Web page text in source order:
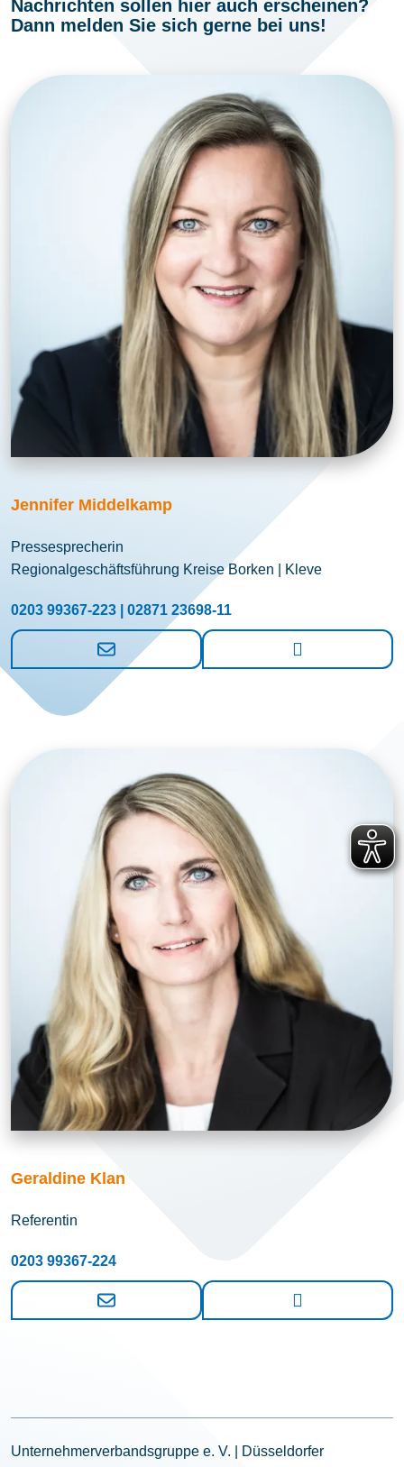
Nachrichten sollen hier auch erscheinen?
Dann melden Sie sich gerne bei uns!
Jennifer Middelkamp
Pressesprecherin
Regionalgeschäftsführung Kreise Borken | Kleve
0203 99367-223 | 02871 23698-11
Geraldine Klan
Referentin
0203 99367-224
Unternehmerverbandsgruppe e. V. | Düsseldorfer